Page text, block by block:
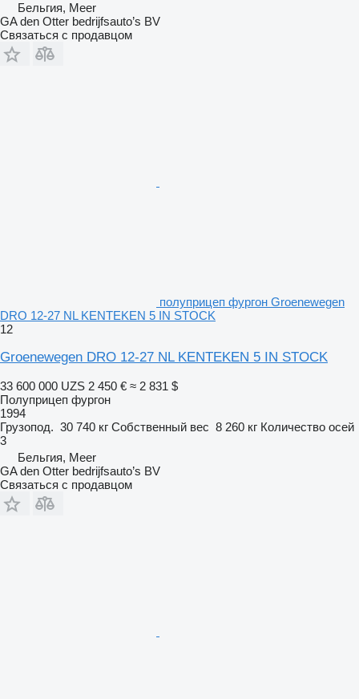
Бельгия, Meer
GA den Otter bedrijfsauto’s BV
Связаться с продавцом
полуприцеп фургон Groenewegen
DRO 12-27 NL KENTEKEN 5 IN STOCK
12
Groenewegen DRO 12-27 NL KENTEKEN 5 IN STOCK
33 600 000 UZS 2 450 € ≈ 2 831 $
Полуприцеп фургон
1994
Грузопод. 30 740 кг Собственный вес 8 260 кг Количество осей
3
Бельгия, Meer
GA den Otter bedrijfsauto’s BV
Связаться с продавцом